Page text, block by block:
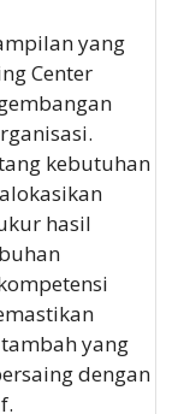
yang
Center
kebutuhan
hasil
yang
dengan